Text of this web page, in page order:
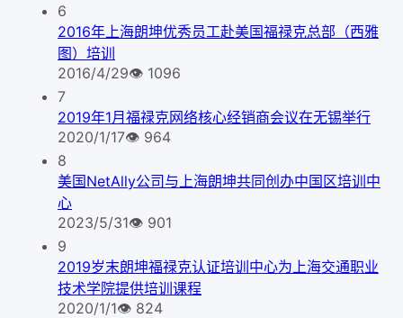
6
2016年上海朗坤优秀员工赴美国福禄克总部（西雅
图）培训
2016/4/29👁 1096
7
2019年1月福禄克网络核心经销商会议在无锡举行
2020/1/17👁 964
8
美国NetAlly公司与上海朗坤共同创办中国区培训中
心
2023/5/31👁 901
9
2019岁末朗坤福禄克认证培训中心为上海交通职业
技术学院提供培训课程
2020/1/1👁 824